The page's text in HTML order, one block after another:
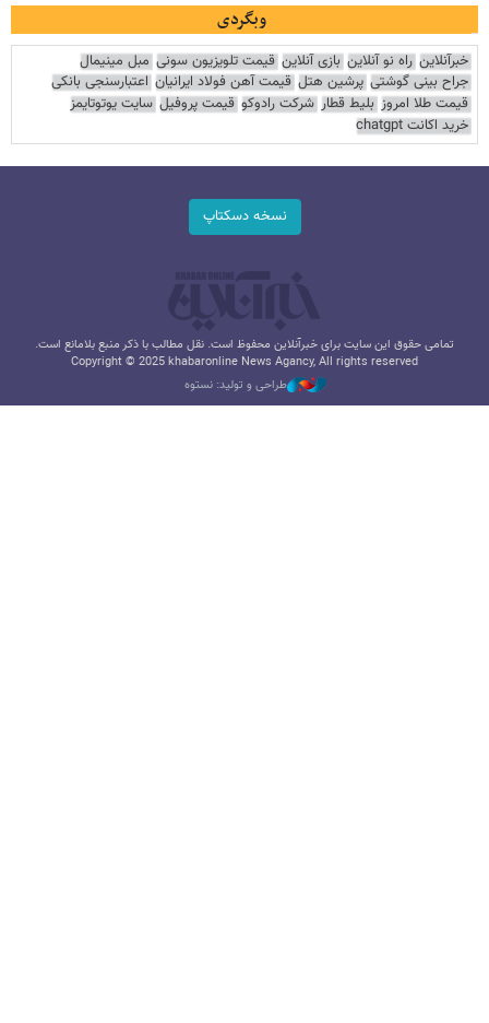
وبگردی
خبرآنلاین راه نو آنلاین بازی آنلاین قیمت تلویزیون سونی مبل مینیمال
جراح بینی گوشتی پرشین هتل قیمت آهن فولاد ایرانیان اعتبارسنجی بانکی
قیمت طلا امروز بلیط قطار شرکت رادوکو قیمت پروفیل سایت یوتوتایمز
خرید اکانت chatgpt
نسخه دسکتاپ
تمامی حقوق این سایت برای خبرآنلاین محفوظ است. نقل مطالب با ذکر منبع بلامانع است.
Copyright © 2025 khabaronline News Agancy, All rights reserved
طراحی و تولید: نستوه